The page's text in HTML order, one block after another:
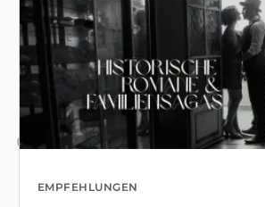
06.10.2026
Sandra Lüpkes
Diez
19:00 Uhr
EMPFEHLUNGEN